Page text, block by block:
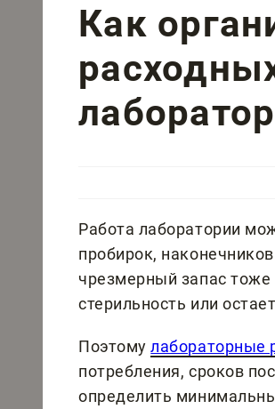
Как
Работа лаборатории
пробирок,
чрезмерный запас
стерильность или
Поэтомулабораторные
потребления, сроков
определить